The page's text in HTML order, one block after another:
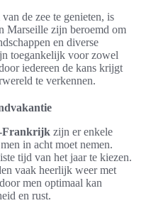
de zee te genieten, is
Marseille zijn beroemd om
en diverse
toegankelijk voor zowel
iedereen de kans krijgt
te verkennen.
Frankrijk zijn er enkele
in acht moet nemen.
tijd van het jaar te kiezen.
vaak heerlijk weer met
men optimaal kan
en rust.